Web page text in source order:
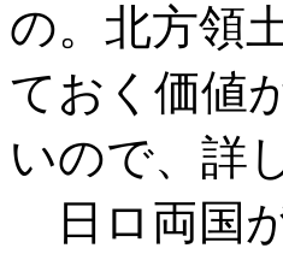
の。北方領
ておく価値
いので、詳
日ロ両国